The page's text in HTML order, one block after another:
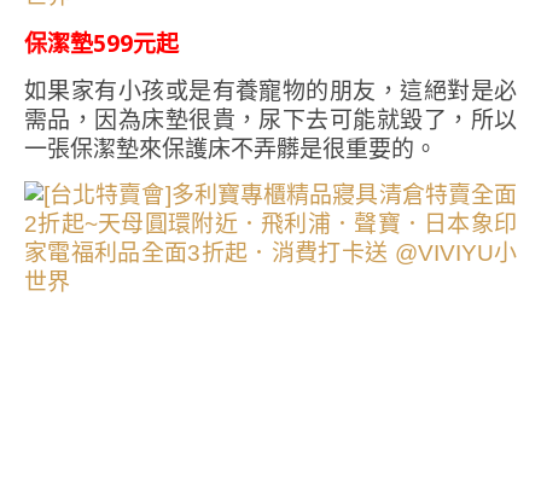
保潔墊599元起
如果家有小孩或是有養寵物的朋友，這絕對是必
需品，因為床墊很貴，尿下去可能就毀了，所以
一張保潔墊來保護床不弄髒是很重要的。